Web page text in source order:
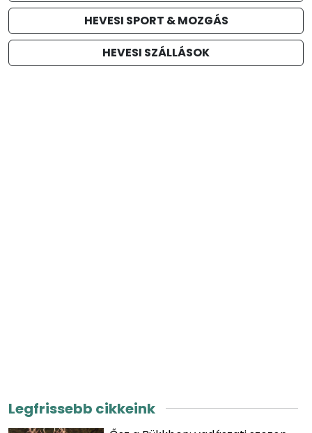
HEVESI SPORT & MOZGÁS
HEVESI SZÁLLÁSOK
Legfrissebb cikkeink